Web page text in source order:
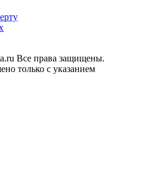
Все права защищены.
только с указанием